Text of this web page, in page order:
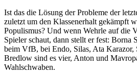
Ist das die Lösung der Probleme der
zuletzt um den Klassenerhalt gekämpft
Populismus? Und wenn Wehrle auf die
Spieler schaut, dann stellt er fest: Borna
beim VfB, bei Endo, Silas, Ata Karazor,
Bredlow sind es vier, Anton und
Wahlschwaben.